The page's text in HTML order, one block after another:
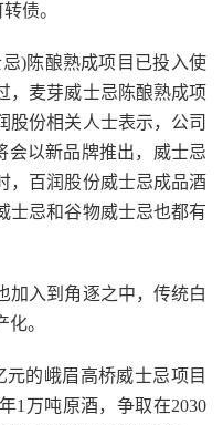
债。
)陈酿熟成项目已投入使
，麦芽威士忌陈酿熟成项
股份相关人士表示，公司
会以新品牌推出，威士忌
，百润股份威士忌成品酒
士忌和谷物威士忌也都有
加入到角逐之中，传统白
。
的峨眉高桥威士忌项目
1万吨原酒，争取在2030